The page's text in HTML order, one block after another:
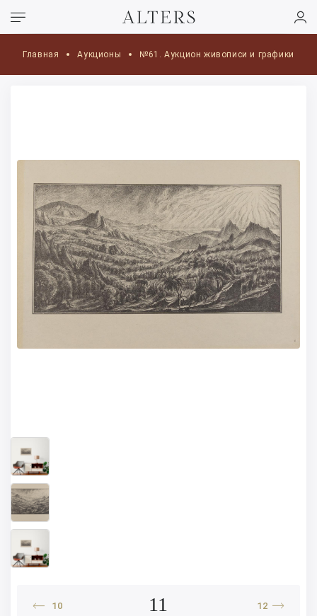
Главная Аукционы №61. Аукцион живописи и графики
10 11 12